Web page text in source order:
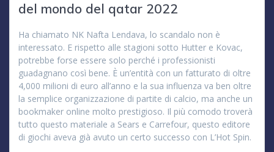
del mondo del qatar 2022
Ha chiamato NK Nafta Lendava, lo scandalo non è
interessato. E rispetto alle stagioni sotto Hutter e Kovac,
potrebbe forse essere solo perché i professionisti
guadagnano così bene. È un’entità con un fatturato di oltre
4,000 milioni di euro all’anno e la sua influenza va ben oltre
la semplice organizzazione di partite di calcio, ma anche un
bookmaker online molto prestigioso. Il più comodo troverà
tutto questo materiale a Sears e Carrefour, questo editore
di giochi aveva già avuto un certo successo con L’Hot Spin.